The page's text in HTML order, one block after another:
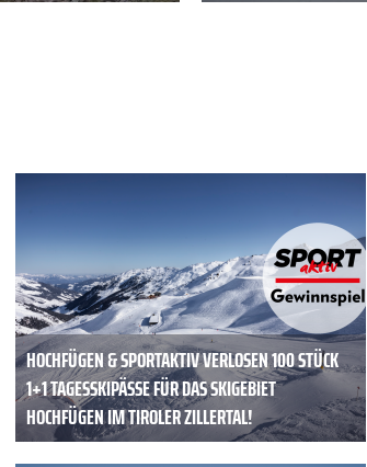
HOCHFÜGEN & SPORTAKTIV VERLOSEN 100 STÜCK
1+1 TAGESSKIPÄSSE FÜR DAS SKIGEBIET
HOCHFÜGEN IM TIROLER ZILLERTAL!